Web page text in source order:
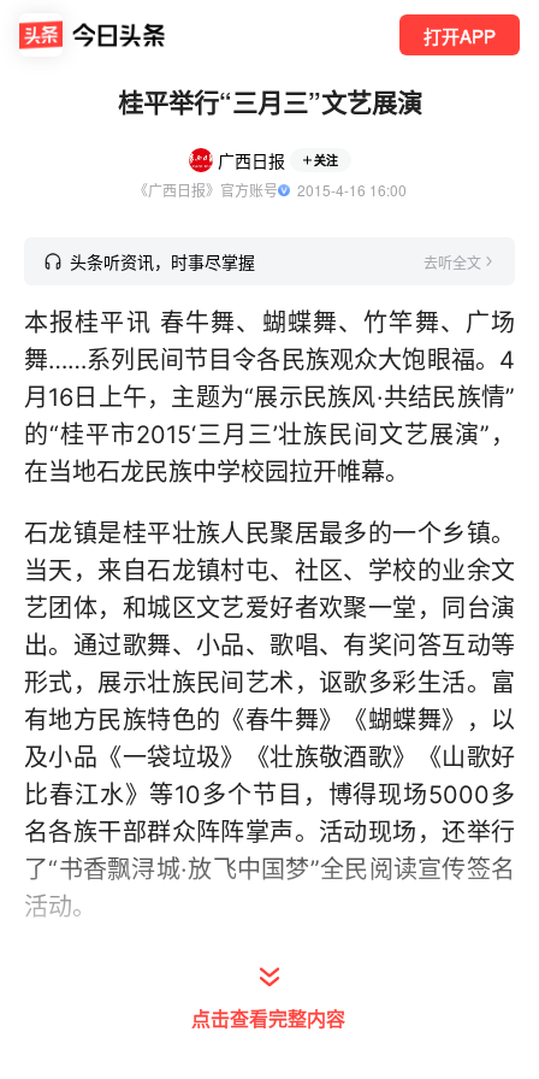
打开APP
桂平举行“三月三”文艺展演
广西日报 关注
《广西日报》官方账号
  2015-4-16 16:00
头条听资讯，时事尽掌握 去听全文
本报桂平讯 春牛舞、蝴蝶舞、竹竿舞、广场
舞……系列民间节目令各民族观众大饱眼福。4
月16日上午，主题为“展示民族风·共结民族情”
的“桂平市2015‘三月三’壮族民间文艺展演”，
在当地石龙民族中学校园拉开帷幕。
石龙镇是桂平壮族人民聚居最多的一个乡镇。
当天，来自石龙镇村屯、社区、学校的业余文
艺团体，和城区文艺爱好者欢聚一堂，同台演
出。通过歌舞、小品、歌唱、有奖问答互动等
形式，展示壮族民间艺术，讴歌多彩生活。富
有地方民族特色的《春牛舞》《蝴蝶舞》，以
及小品《一袋垃圾》《壮族敬酒歌》《山歌好
比春江水》等10多个节目，博得现场5000多
名各族干部群众阵阵掌声。活动现场，还举行
了“书香飘浔城·放飞中国梦”全民阅读宣传签名
活动。
点击查看完整内容